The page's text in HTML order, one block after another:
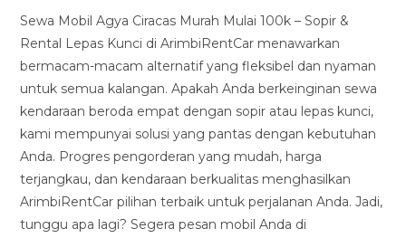
Sewa Mobil Agya Ciracas Murah Mulai 100k – Sopir &
Rental Lepas Kunci di ArimbiRentCar menawarkan
bermacam-macam alternatif yang fleksibel dan nyaman
untuk semua kalangan. Apakah Anda berkeinginan sewa
kendaraan beroda empat dengan sopir atau lepas kunci,
kami mempunyai solusi yang pantas dengan kebutuhan
Anda. Progres pengorderan yang mudah, harga
terjangkau, dan kendaraan berkualitas menghasilkan
ArimbiRentCar pilihan terbaik untuk perjalanan Anda. Jadi,
tunggu apa lagi? Segera pesan mobil Anda di